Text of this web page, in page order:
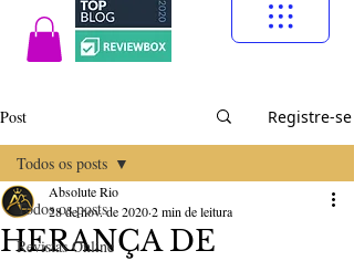
Post Registre-se
Todos os posts
Revistas Online
Todos os posts
HERANÇA DE
Absolute Rio
28 de nov. de 20202 min de leitura